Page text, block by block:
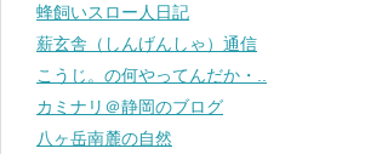
蜂飼いスロー人日記
薪玄舎（しんげんしゃ）通信
こうじ。の何やってんだか・..
カミナリ＠静岡のブログ
八ヶ岳南麓の自然